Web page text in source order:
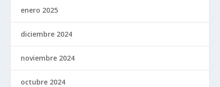
enero 2025
diciembre 2024
noviembre 2024
octubre 2024